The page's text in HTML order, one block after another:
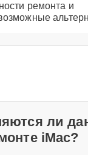
ремонта и
ли
iMac?